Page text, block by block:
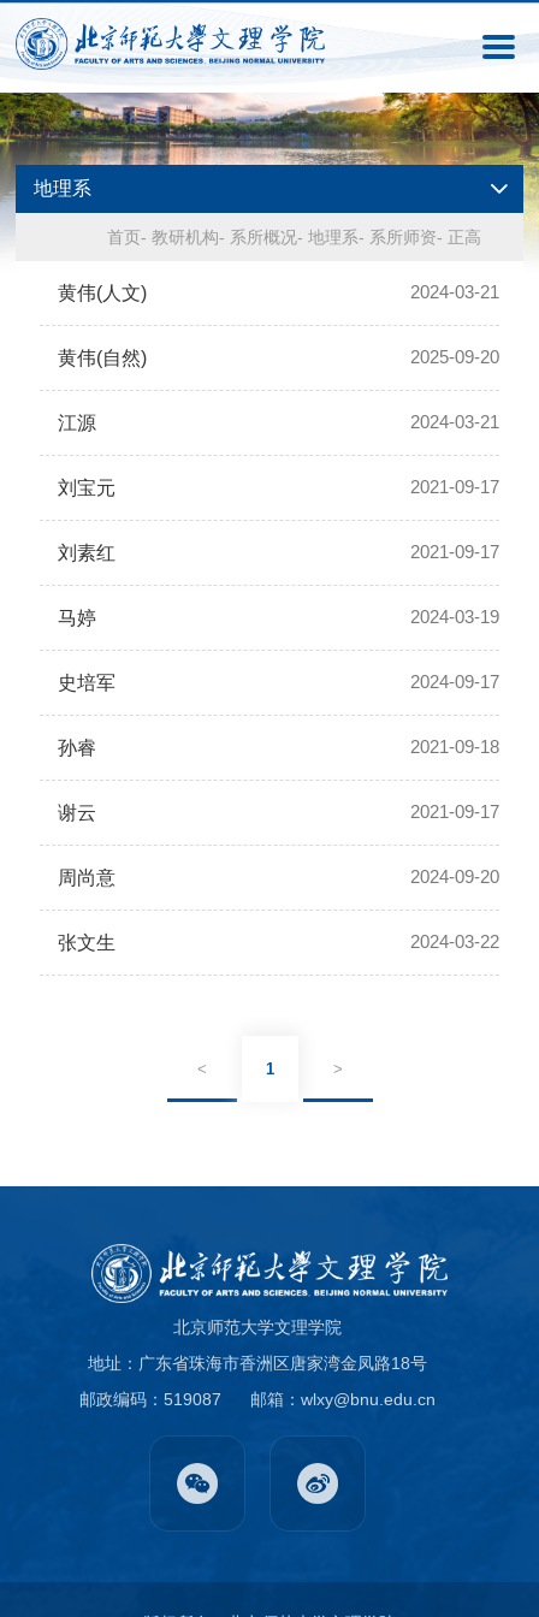
地理系
首页- 教研机构- 系所概况- 地理系- 系所师资- 正高
2024-03-21
黄伟(人文)
2025-09-20
黄伟(自然)
2024-03-21
江源
2021-09-17
刘宝元
2021-09-17
刘素红
2024-03-19
马婷
2024-09-17
史培军
2021-09-18
孙睿
2021-09-17
谢云
2024-09-20
周尚意
2024-03-22
张文生
< 1 >
北京师范大学文理学院
地址：广东省珠海市香洲区唐家湾金凤路18号
邮政编码：519087
邮箱：wlxy@bnu.edu.cn